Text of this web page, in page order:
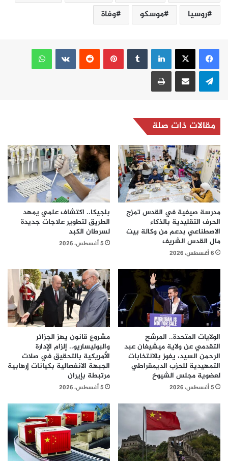
روسيا
موسكو وفاة
لينكدإن بينتيريست
واتساب
تيلقرام مشاركة عبر البريد طباعة
مقالات ذات صلة
مدرسة صيفية في القدس تمزج
الحرف التقليدية بالذكاء
الاصطناعي بدعم من وكالة بيت
مال القدس الشريف
6 أغسطس، 2026
بلجيكا.. اكتشاف علمي يمهد
الطريق لتطوير علاجات جديدة
لسرطان الكبد
5 أغسطس، 2026
الولايات المتحدة.. المرشح
التقدمي عن ولاية ميشيغان عبد
الرحمن السيد، يفوز بالانتخابات
التمهيدية للحزب الديمقراطي
لعضوية مجلس الشيوخ
5 أغسطس، 2026
مشروع قانون يهز الجزائر
والبوليساريو.. إلزام الإدارة
الأمريكية بالتحقيق في صلات
الجبهة الانفصالية بكيانات إرهابية
مرتبطة بإيران
5 أغسطس، 2026